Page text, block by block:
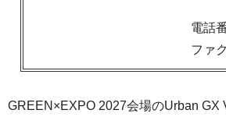
電話
ファ
GREEN×EXPO 2027会場のUrban GX